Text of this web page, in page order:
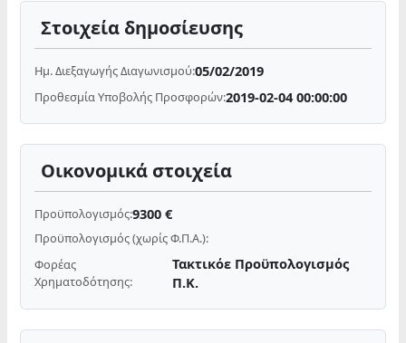
Στοιχεία δημοσίευσης
Ημ. Διεξαγωγής Διαγωνισμού:05/02/2019
Προθεσμία Υποβολής Προσφορών:2019-02-04 00:00:00
Οικονομικά στοιχεία
Προϋπολογισμός:9300 €
Προϋπολογισμός (χωρίς Φ.Π.Α.):
Φορέας
Χρηματοδότησης:
Τακτικόε Προϋπολογισμός
Π.Κ.